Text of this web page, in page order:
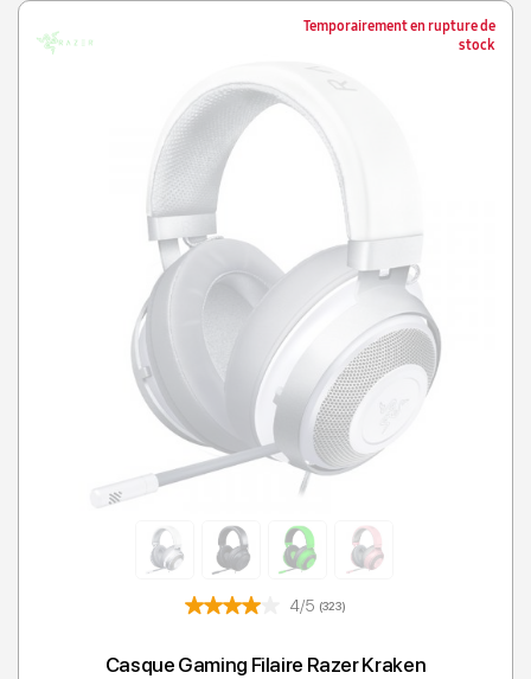
Temporairement en rupture de
stock
4/5 (323)
Casque Gaming Filaire Razer Kraken